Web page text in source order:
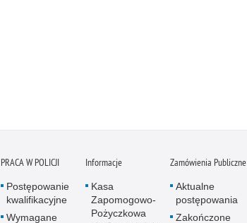
PRACA W POLICJI
Postępowanie
kwalifikacyjne
Wymagane
Informacje
Kasa
Zapomogowo-
Pożyczkowa
Zamówienia Publiczne
Aktualne
postępowania
Zakończone